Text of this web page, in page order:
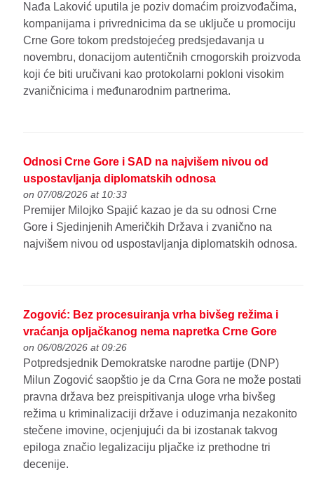
Nađa Laković uputila je poziv domaćim proizvođačima,
kompanijama i privrednicima da se uključe u promociju
Crne Gore tokom predstojećeg predsjedavanja u
novembru, donacijom autentičnih crnogorskih proizvoda
koji će biti uručivani kao protokolarni pokloni visokim
zvaničnicima i međunarodnim partnerima.
Odnosi Crne Gore i SAD na najvišem nivou od
uspostavljanja diplomatskih odnosa
on 07/08/2026 at 10:33
Premijer Milojko Spajić kazao je da su odnosi Crne
Gore i Sjedinjenih Američkih Država i zvanično na
najvišem nivou od uspostavljanja diplomatskih odnosa.
Zogović: Bez procesuiranja vrha bivšeg režima i
vraćanja opljačkanog nema napretka Crne Gore
on 06/08/2026 at 09:26
Potpredsjednik Demokratske narodne partije (DNP)
Milun Zogović saopštio je da Crna Gora ne može postati
pravna država bez preispitivanja uloge vrha bivšeg
režima u kriminalizaciji države i oduzimanja nezakonito
stečene imovine, ocjenjujući da bi izostanak takvog
epiloga značio legalizaciju pljačke iz prethodne tri
decenije.